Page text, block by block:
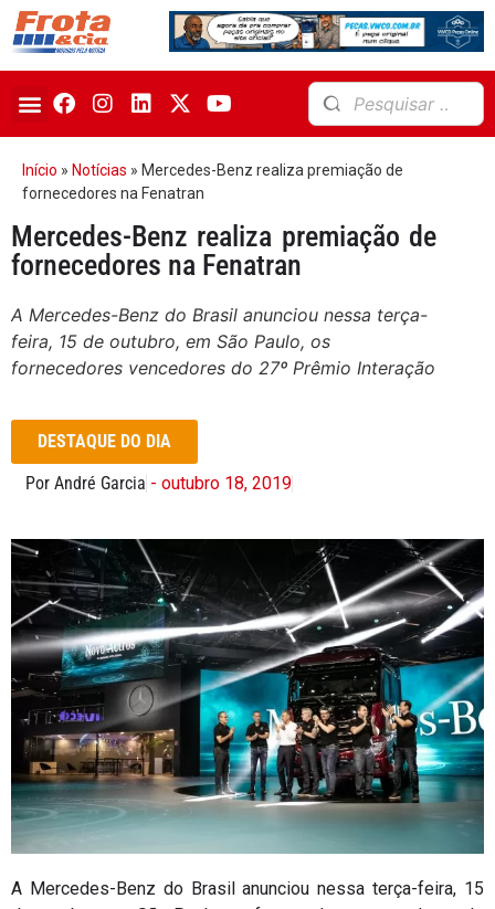
Início » Notícias » Mercedes-Benz realiza premiação de
fornecedores na Fenatran
Mercedes-Benz realiza premiação de
fornecedores na Fenatran
A Mercedes-Benz do Brasil anunciou nessa terça-
feira, 15 de outubro, em São Paulo, os
fornecedores vencedores do 27º Prêmio Interação
DESTAQUE DO DIA
Por André Garcia - outubro 18, 2019
A Mercedes-Benz do Brasil anunciou nessa terça-feira, 15